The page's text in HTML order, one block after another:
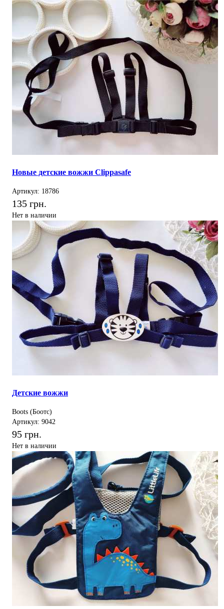
Новые детские вожжи Clippasafe
Артикул: 18786
135 грн.
Нет в наличии
Детские вожжи
Boots (Боотс)
Артикул: 9042
95 грн.
Нет в наличии